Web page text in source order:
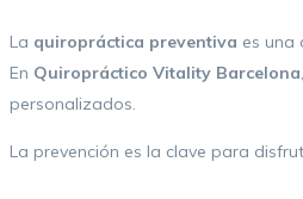
La quiropráctica preventiva es una
En Quiropráctico Vitality Barcelona
personalizados.
La prevención es la clave para